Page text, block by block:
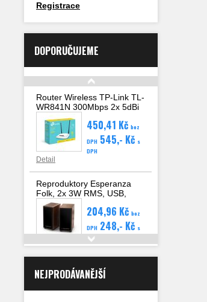
Registrace
DOPORUČUJEME
Router Wireless TP-Link TL-
WR841N 300Mbps 2x 5dBi
anténa, 4x LAN, WAN, WPS
450,41 Kč bez
DPH 545,- Kč s
DPH
Detail
Reproduktory Esperanza
Folk, 2x 3W RMS, USB,
hlasitost, dřevěné
204,96 Kč bez
DPH 248,- Kč s
DPH
Detail
NEJPRODÁVANĚJŠÍ